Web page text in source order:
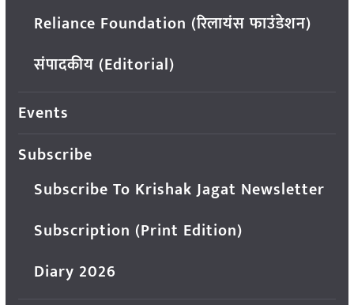
Reliance Foundation (रिलायंस फाउंडेशन)
संपादकीय (Editorial)
Events
Subscribe
Subscribe To Krishak Jagat Newsletter
Subscription (Print Edition)
Diary 2026